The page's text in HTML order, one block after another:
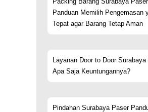
Panduan Memilih Pengemasan
Tepat agar Barang Tetap Aman
Layanan Door to Door Surabaya
Apa Saja Keuntungannya?
Pindahan Surabaya Paser